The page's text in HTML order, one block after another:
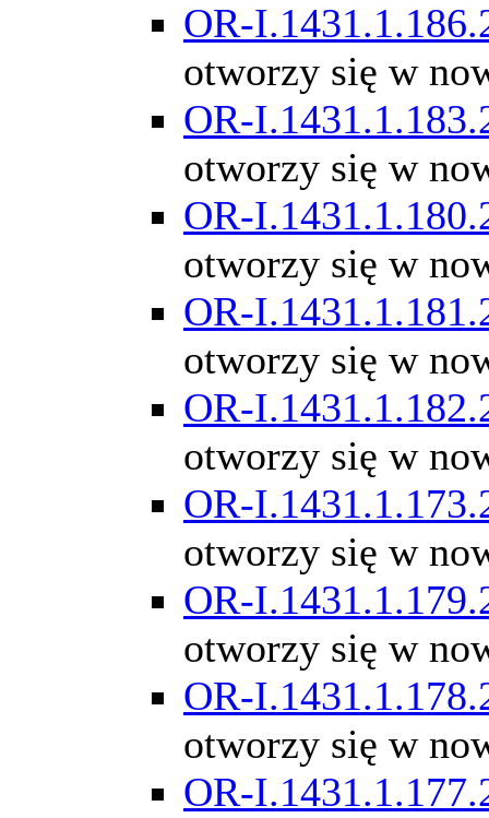
OR-
otworzy się w
OR-
otworzy się w
OR-
otworzy się w
OR-
otworzy się w
OR-
otworzy się w
OR-
otworzy się w
OR-
otworzy się w
OR-
otworzy się w
OR-